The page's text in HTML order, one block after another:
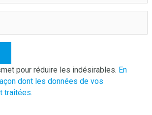
pour réduire les indésirables. En
dont les données de vos
traitées.